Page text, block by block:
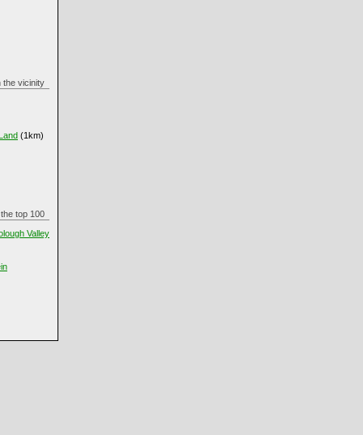
the vicinity
(1km)
top 100
Valley